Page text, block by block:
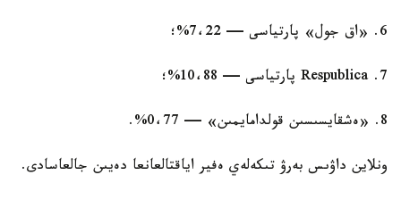
6. «اق جول» پارتياسى — 7،22%؛
7. Respublica پارتياسى — 10،88%؛
8. «ەشقايسىسىن قولدامايمىن» — 0،77%.
ونلاين داۋىس بەرۋ تىكەلەي ەفير اياقتالعانعا دەيىن جالعاسادى.